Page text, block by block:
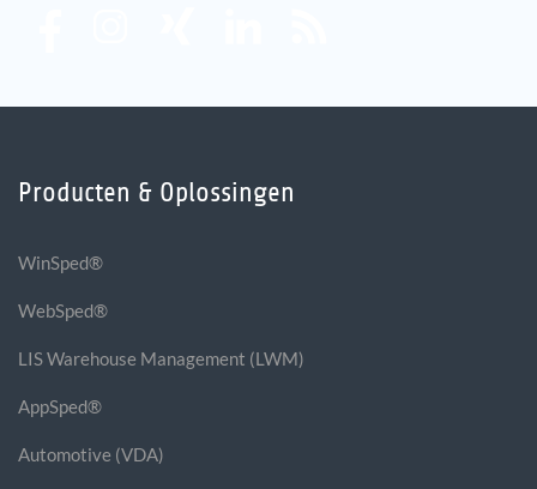
Producten & Oplossingen
WinSped®
WebSped®
LIS Warehouse Management (LWM)
AppSped®
Automotive (VDA)